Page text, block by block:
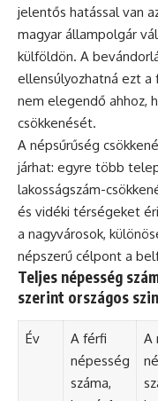
jelentős hatással van
magyar állampolgár
külföldön. A
ellensúlyozhatná ezt
nem elegendő ahhoz,
csökkenését.
A népsűrűség
járhat: egyre több
lakosságszám-
és vidéki térségeket
a nagyvárosok,
népszerű célpont a
Teljes népesség
szerint országos
Év
A férfi
népesség
száma,
A